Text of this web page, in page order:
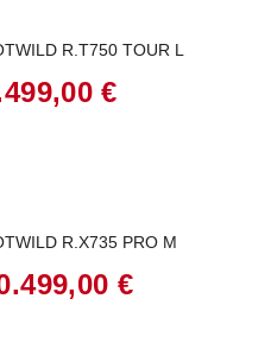
R.T750 TOUR L
€
R.X735 PRO M
€